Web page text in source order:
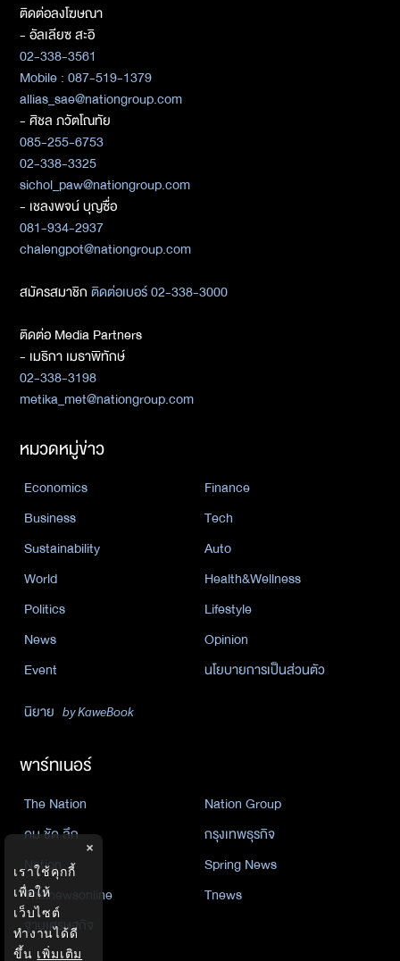
ติดต่อลงโฆษณา
- อัลเลียซ สะอิ
02-338-3561
Mobile : 087-519-1379
allias_sae@nationgroup.com
- ศิชล ภวัตโณทัย
085-255-6753
02-338-3325
sichol_paw@nationgroup.com
- เชลงพจน์ บุญซื่อ
081-934-2937
chalengpot@nationgroup.com
สมัครสมาชิกติดต่อเบอร์ 02-338-3000
ติดต่อ Media Partners
- เมธิกา เมธาพิทักษ์
02-338-3198
metika_met@nationgroup.com
หมวดหมู่ข่าว
Economics
Finance
Business
Tech
Sustainability
Auto
World
Health&Wellness
Politics
Lifestyle
News
Opinion
Event
นโยบายการเป็นส่วนตัว
นิยาย by KaweBook
พาร์ทเนอร์
The Nation
Nation Group
คม ชัด ลึก
กรุงเทพธุรกิจ
Nation
Spring News
Thainewsonline
Tnews
ฐานเศรษฐกิจ
×
เราใช้คุกกี้
เพื่อให้
เว็บไซต์
ทำงานได้ดี
ขึ้น เพิ่มเติม